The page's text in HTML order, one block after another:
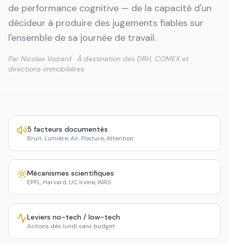
de performance cognitive — de la capacité d'un
décideur à produire des jugements fiables sur
l'ensemble de sa journée de travail.
Par Nicolas Voizard · À destination des DRH, COMEX et
directions immobilières
5 facteurs documentés
Bruit, Lumière, Air, Posture, Attention
Mécanismes scientifiques
EPFL, Harvard, UC Irvine, INRS
Leviers no-tech / low-tech
Actions dès lundi sans budget